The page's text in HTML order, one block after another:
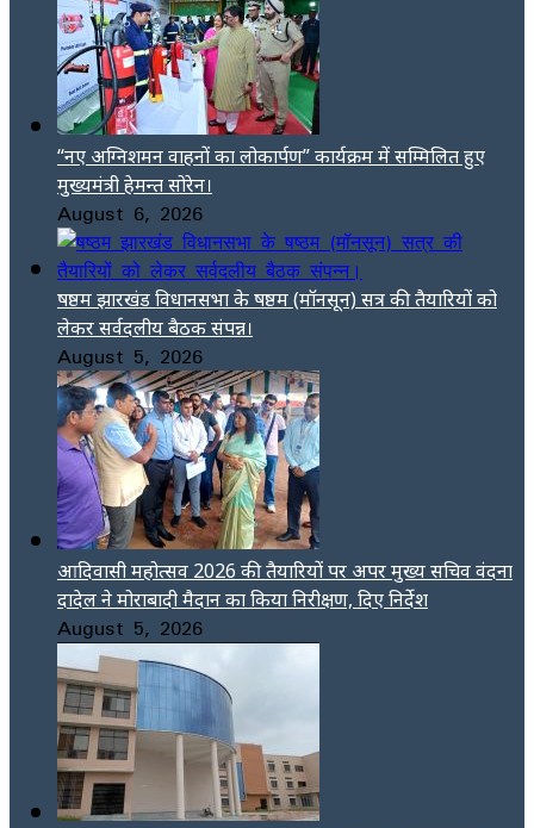
“नए अग्निशमन वाहनों का लोकार्पण” कार्यक्रम में सम्मिलित हुए
मुख्यमंत्री हेमन्त सोरेन।
August 6, 2026
षष्ठम झारखंड विधानसभा के षष्ठम (मॉनसून) सत्र की तैयारियों को
लेकर सर्वदलीय बैठक संपन्न।
August 5, 2026
आदिवासी महोत्सव 2026 की तैयारियों पर अपर मुख्य सचिव वंदना
दादेल ने मोराबादी मैदान का किया निरीक्षण, दिए निर्देश
August 5, 2026